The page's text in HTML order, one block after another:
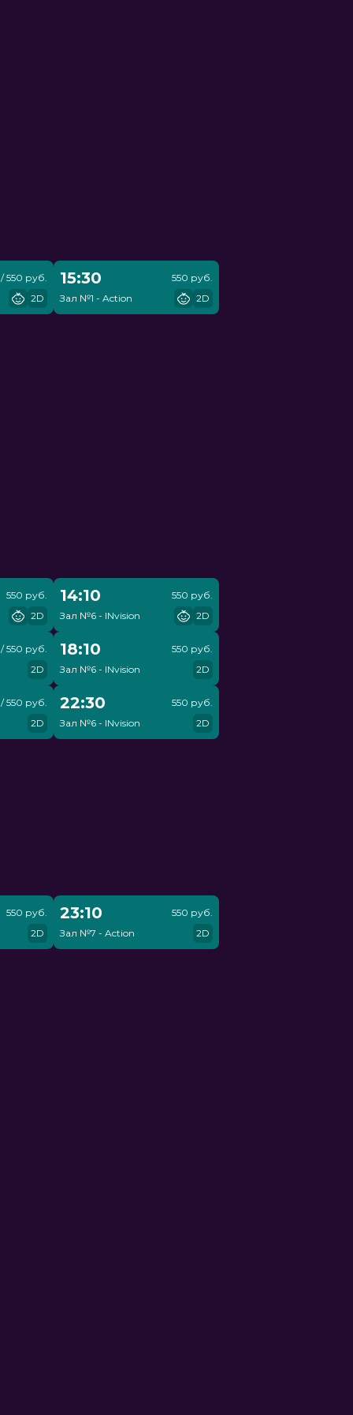
550 руб.
2D
15:30
Зал №1 - Action
550 руб.
2D
550 руб.
2D
14:10
Зал №6 - INvision
550 руб.
2D
550 руб.
2D
18:10
Зал №6 - INvision
550 руб.
2D
550 руб.
2D
22:30
Зал №6 - INvision
550 руб.
2D
550 руб.
2D
23:10
Зал №7 - Action
550 руб.
2D